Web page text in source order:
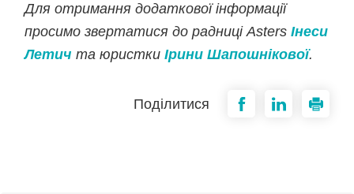
Для отримання додаткової інформації
просимо звертатися до радниці AstersІнеси
Летич та юристкиІрини Шапошнікової.
Поділитися